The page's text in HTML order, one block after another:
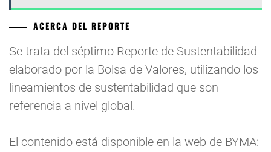
ACERCA DEL REPORTE
Se trata del séptimo Reporte de Sustentabilidad
elaborado por la Bolsa de Valores, utilizando los
lineamientos de sustentabilidad que son
referencia a nivel global.
El contenido está disponible en la web de BYMA: